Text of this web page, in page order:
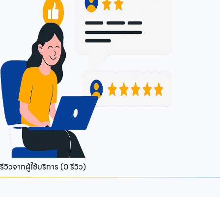
รีวิวจากผู้ใช้บริการ (0รีวิว)